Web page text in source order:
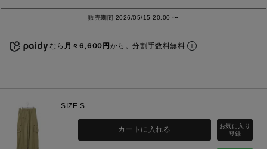
販売期間 2026/05/15 20:00〜
なら 月々6,600円から。分割手数料無料
SIZE S
カートに入れる